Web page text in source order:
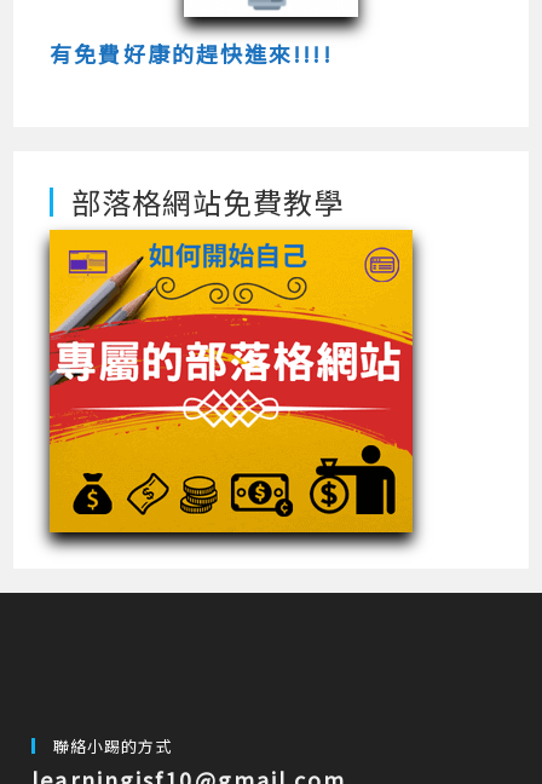
有免費好康的趕快進來!!!!
部落格網站免費教學
聯絡小踢的方式